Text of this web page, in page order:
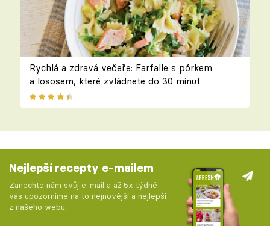
Rychlá a zdravá večeře: Farfalle s pórkem
a lososem, které zvládnete do 30 minut
Nejlepší recepty e-mailem
Zanechte nám svůj e-mail a až 5x týdně
vás upozorníme na to nejnovější a nejlepší
z našeho webu.